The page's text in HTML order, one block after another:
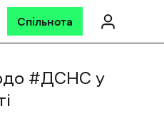
Спільнота
#ДСНС у